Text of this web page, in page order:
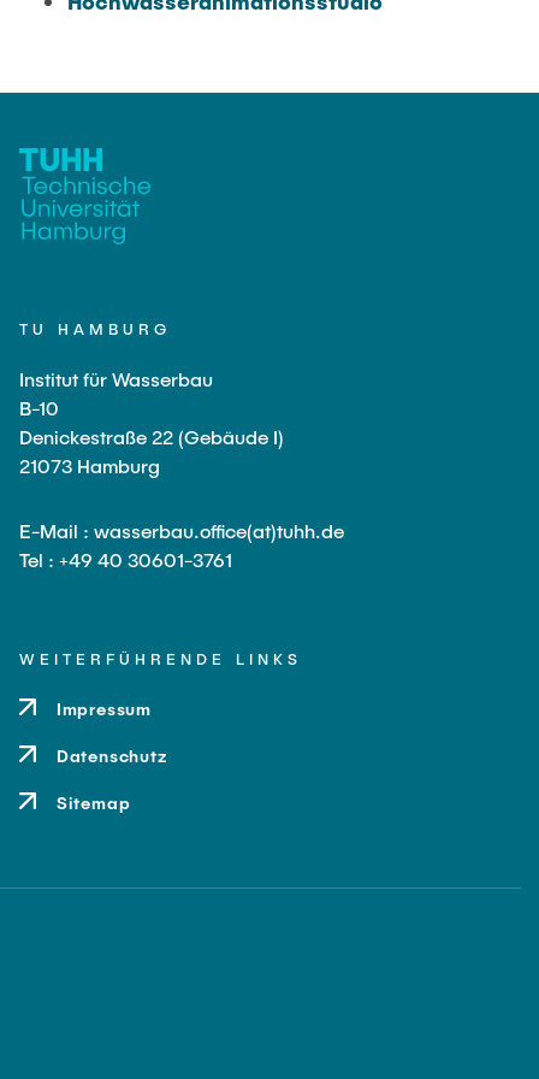
Versuchsrinne
TU HAMBURG
Institut für Wasserbau
B-10
Denickestraße 22 (Gebäude I)
21073 Hamburg
E-Mail : wasserbau.office(at)tuhh.de
Tel : +49 40 30601-3761
WEITERFÜHRENDE LINKS
Impressum
Datenschutz
Sitemap